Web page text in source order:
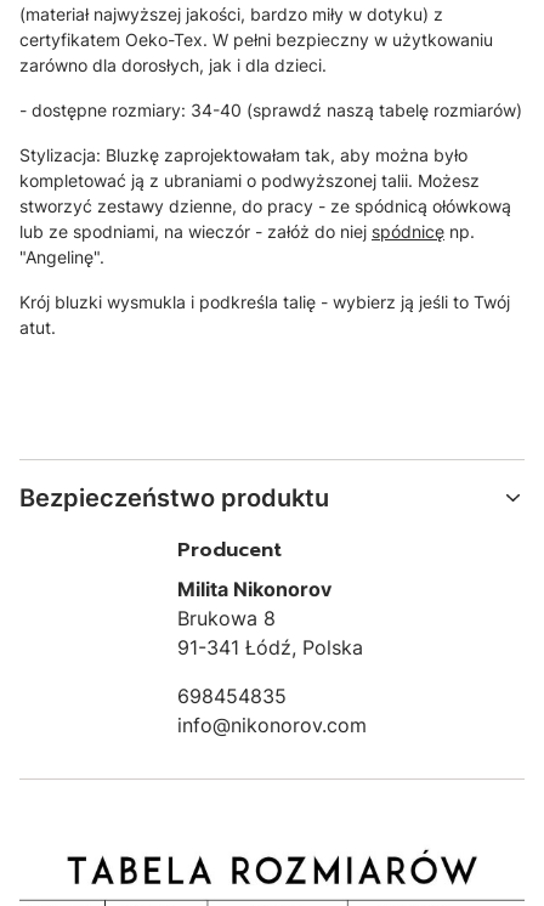
(materiał najwyższej jakości, bardzo miły w dotyku) z
certyfikatem Oeko-Tex. W pełni bezpieczny w użytkowaniu
zarówno dla dorosłych, jak i dla dzieci.
- dostępne rozmiary: 34-40 (sprawdź naszą tabelę rozmiarów)
Stylizacja: Bluzkę zaprojektowałam tak, aby można było
kompletować ją z ubraniami o podwyższonej talii. Możesz
stworzyć zestawy dzienne, do pracy - ze spódnicą ołówkową
lub ze spodniami, na wieczór - załóż do niej spódnicę np.
"Angelinę".
Krój bluzki wysmukla i podkreśla talię - wybierz ją jeśli to Twój
atut.
Bezpieczeństwo produktu
Producent
Milita Nikonorov
Brukowa 8
91-341 Łódź, Polska
698454835
info@nikonorov.com